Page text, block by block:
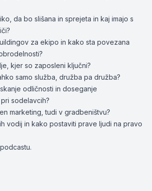
da bo slišana in sprejeta in kaj imajo s
za ekipo in kako sta povezana
kjer so zaposleni ključni?
samo služba, družba pa družba?
odličnosti in doseganje
sodelavcih?
marketing, tudi v gradbeništvu?
vodij in kako postaviti prave ljudi na pravo